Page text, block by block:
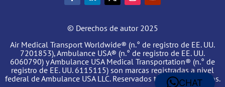
© Derechos de autor 2025
Air Medical Transport Worldwide® (n.° de registro de EE. UU.
7201853), Ambulance USA® (n.° de registro de EE. UU.
6060790) y Ambulance USA Medical Transportation® (n.° de
registro de EE. UU. 6115115) son marcas registradas a nivel
federal de Ambulance USA LLC. Reservados todos los derechos.
CHAT